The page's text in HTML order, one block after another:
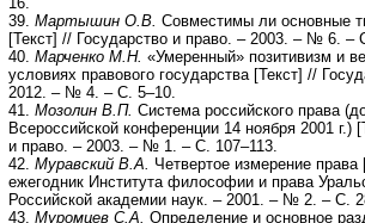
39. Мартышин О.В. Совместимы ли основные
[Текст] // Государство и право. – 2003. – № 6. –
40. Марченко М.Н. «Умеренный» позитивизм и
условиях правового государства [Текст] //
2012. – № 4. – С. 5–10.
41. Мозолин В.П. Система российского права
Всероссийской конференции 14 ноября 2001 г.)
и право. – 2003. – № 1. – С. 107–113.
42. Муравский В.А. Четвертое измерение
ежегодник Института философии и права
Российской академии наук. – 2001. – № 2. – С.
43. Муромцев С.А. Определение и основное